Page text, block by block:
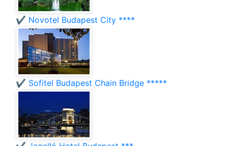
✔️ Novotel Budapest City ****
✔️ Sofitel Budapest Chain Bridge *****